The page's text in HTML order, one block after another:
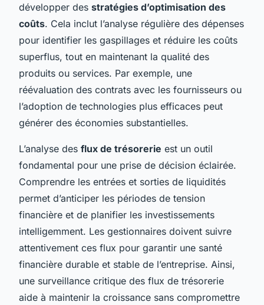
développer des stratégies d’optimisation des
coûts. Cela inclut l’analyse régulière des dépenses
pour identifier les gaspillages et réduire les coûts
superflus, tout en maintenant la qualité des
produits ou services. Par exemple, une
réévaluation des contrats avec les fournisseurs ou
l’adoption de technologies plus efficaces peut
générer des économies substantielles.
L’analyse des flux de trésorerie est un outil
fondamental pour une prise de décision éclairée.
Comprendre les entrées et sorties de liquidités
permet d’anticiper les périodes de tension
financière et de planifier les investissements
intelligemment. Les gestionnaires doivent suivre
attentivement ces flux pour garantir une santé
financière durable et stable de l’entreprise. Ainsi,
une surveillance critique des flux de trésorerie
aide à maintenir la croissance sans compromettre